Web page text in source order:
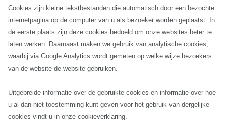
Cookies zijn kleine tekstbestanden die automatisch door een bezochte
internetpagina op de computer van u als bezoeker worden geplaatst. In
de eerste plaats zijn deze cookies bedoeld om onze websites beter te
laten werken. Daarnaast maken we gebruik van analytische cookies,
waarbij via Google Analytics wordt gemeten op welke wijze bezoekers
van de website de website gebruiken.
Uitgebreide informatie over de gebruikte cookies en informatie over hoe
u al dan niet toestemming kunt geven voor het gebruik van dergelijke
cookies vindt u in onze cookieverklaring.